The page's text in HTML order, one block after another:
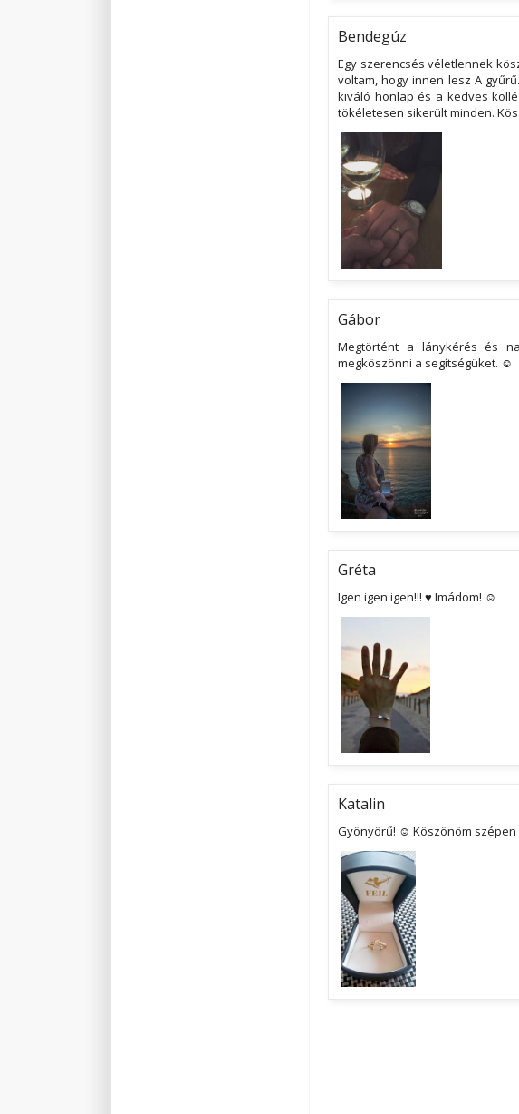
Bendegúz
Egy szerencsés véletlennek
voltam, hogy innen lesz A
kiváló honlap és a kedves
tökéletesen sikerült minden.
Gábor
Megtörtént a lánykérés és
megköszönni a segítségüket. ☺
Gréta
Igen igen igen!!! ♥ Imádom! ☺
Katalin
Gyönyörű! ☺ Köszönöm szépen